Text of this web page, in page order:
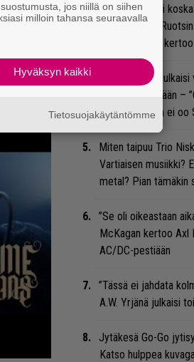
Se on nyt tai ei
Malmsteen –
uuden biisin ja
Marko Annala
soolodebyytiltään –
tällaista musaa ei oo
Miten taipuu Trio
Vartiaisen musiikki?
metal? Pian tämäkin
”Se oli oikeastaan
McKagan kertoo Axl
AC/DC-pestiään
”Tässä ei jahdata
A.W. Yrjänä julkaisi
Jytäkesä Go-Go
Katso hulppea
jos niillä on siihen
milloin tahansa seuraavalla
Hyväksyn kaikki
Tietosuojakäytäntömme